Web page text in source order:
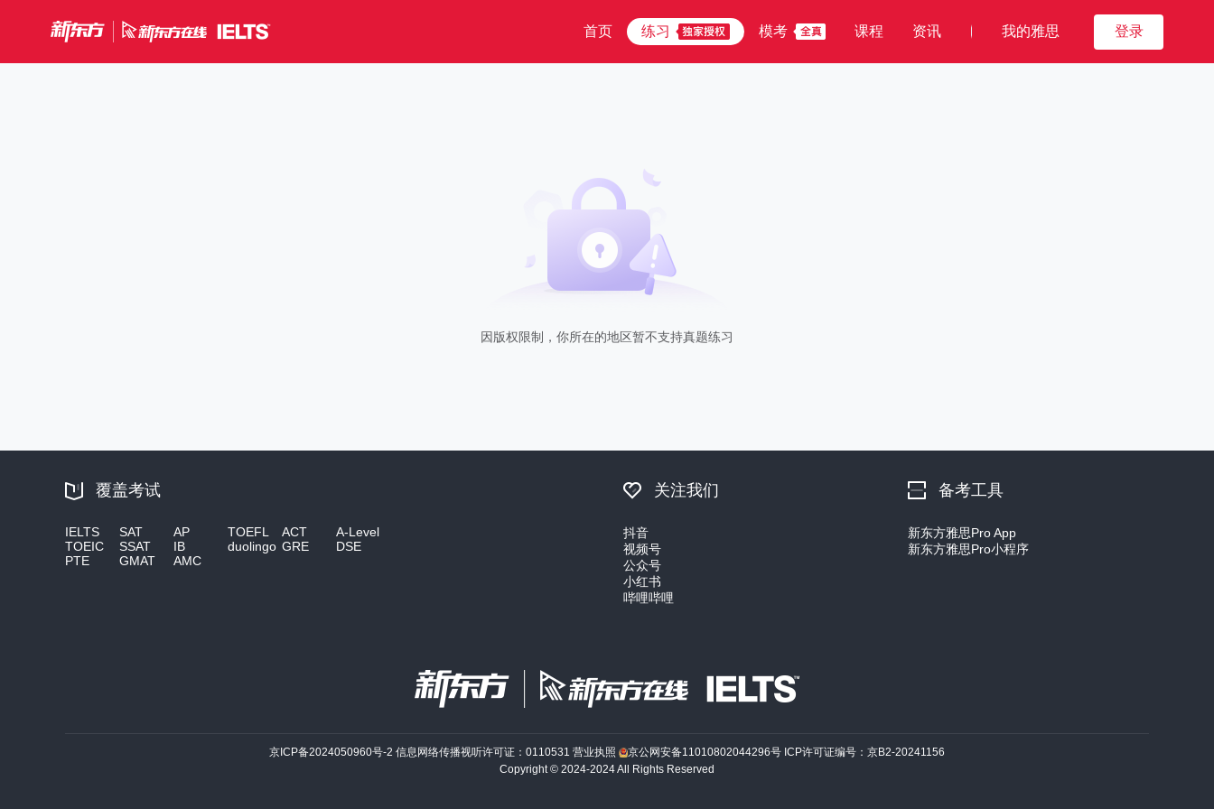
首页 练习 模考 课程 资讯 我的雅思 登录
因版权限制，你所在的地区暂不支持真题练习
覆盖考试
IELTS SAT AP TOEFL ACT
A-Level
TOEIC
SSAT IB duolingo GRE
DSE
PTE
GMAT AMC
关注我们
抖音
视频号
公众号
小红书
哔哩哔哩
备考工具
新东方雅思Pro App
新东方雅思Pro小程序
京ICP备2024050960号-2 信息网络传播视听许可证：0110531 营业执照 京公网安备11010802044296号 ICP许可证编号：京B2-20241156
Copyright © 2024-2024 All Rights Reserved